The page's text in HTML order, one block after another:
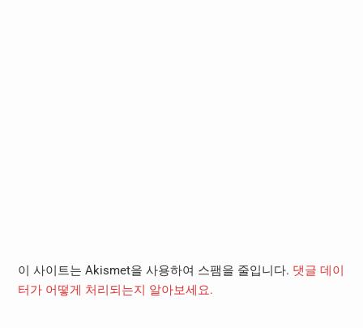
이 사이트는 Akismet을 사용하여 스팸을 줄입니다. 댓글 데이
터가 어떻게 처리되는지 알아보세요.